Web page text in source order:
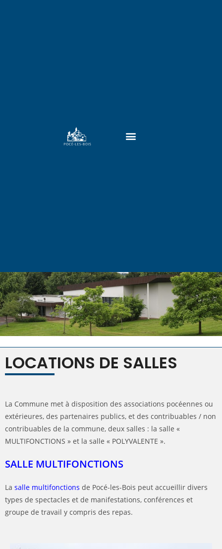
LOCATIONS DE SALLES
La Commune met à disposition des associations pocéennes ou
extérieures, des partenaires publics, et des contribuables / non
contribuables de la commune, deux salles : la salle «
MULTIFONCTIONS » et la salle « POLYVALENTE ».
SALLE MULTIFONCTIONS
La salle multifonctions de Pocé-les-Bois peut accueillir divers
types de spectacles et de manifestations, conférences et
groupe de travail y compris des repas.